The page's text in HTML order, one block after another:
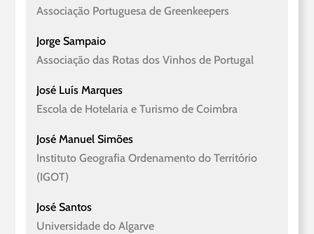
Associação Portuguesa de Greenkeepers
Jorge Sampaio
Associação das Rotas dos Vinhos de Portugal
José Luís Marques
Escola de Hotelaria e Turismo de Coimbra
José Manuel Simões
Instituto Geografia Ordenamento do Território
(IGOT)
José Santos
Universidade do Algarve